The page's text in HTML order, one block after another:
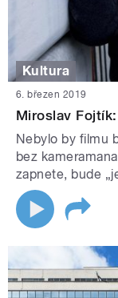
Kultura
6. březen 2019
Miroslav
Nebylo by filmu
bez
zapnete, bude